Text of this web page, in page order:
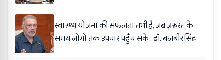
स्वास्थ्य योजना की सफलता तभी है, जब ज़रूरत के
समय लोगों तक उपचार पहुँच सके : डॉ. बलबीर सिंह